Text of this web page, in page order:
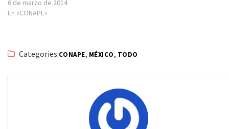
6 de marzo de 2014
En «CONAPE»
Categories:CONAPE, MÉXICO, TODO